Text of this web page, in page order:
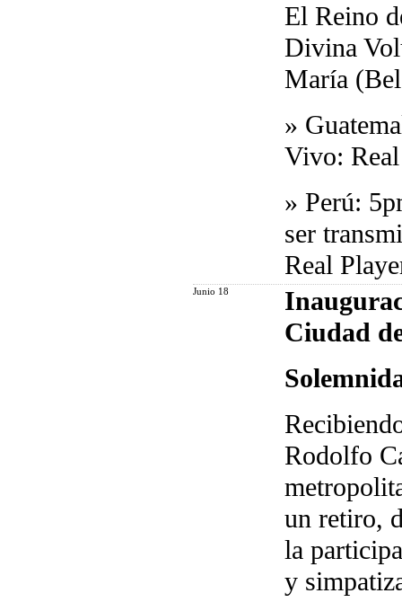
El Reino
Divina
María
»
Vivo:
» Perú:
ser
Real
Junio 18
Ciudad
Rodolfo
un retiro,
la
y